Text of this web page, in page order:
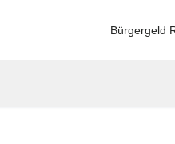
Bürgergeld